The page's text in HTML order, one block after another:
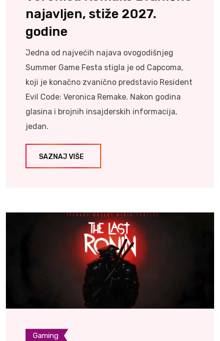
najavljen, stiže 2027.
godine
Jedna od najvećih najava ovogodišnjeg
Summer Game Festa stigla je od Capcoma,
koji je konačno zvanično predstavio Resident
Evil Code: Veronica Remake. Nakon godina
glasina i brojnih insajderskih informacija,
jedan.
SAZNAJ VIŠE
Gaming